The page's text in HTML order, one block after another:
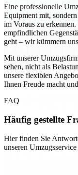
Eine professionelle
Equipment mit,
im Voraus zu
empfindlichen
geht – wir kümmern
Mit unserer
sehen, nicht als
unsere flexiblen
Ihnen Freude macht
FAQ
Häufig gestellte
Hier finden Sie
unseren